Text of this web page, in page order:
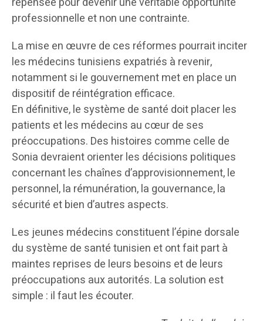
professionnelle et non une contrainte.
La mise en œuvre de ces réformes pourrait inciter
les médecins tunisiens expatriés à revenir,
notamment si le gouvernement met en place un
dispositif de réintégration efficace.
En définitive, le système de santé doit placer les
patients et les médecins au cœur de ses
préoccupations. Des histoires comme celle de
Sonia devraient orienter les décisions politiques
concernant les chaînes d’approvisionnement, le
personnel, la rémunération, la gouvernance, la
sécurité et bien d’autres aspects.
Les jeunes médecins constituent l’épine dorsale
du système de santé tunisien et ont fait part à
maintes reprises de leurs besoins et de leurs
préoccupations aux autorités. La solution est
simple : il faut les écouter.